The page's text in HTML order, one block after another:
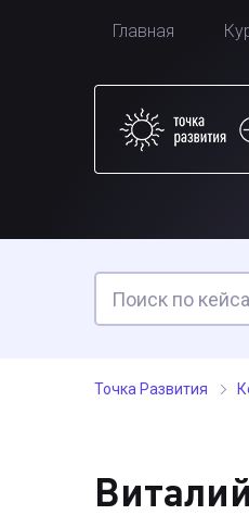
Главная
Точка Развития